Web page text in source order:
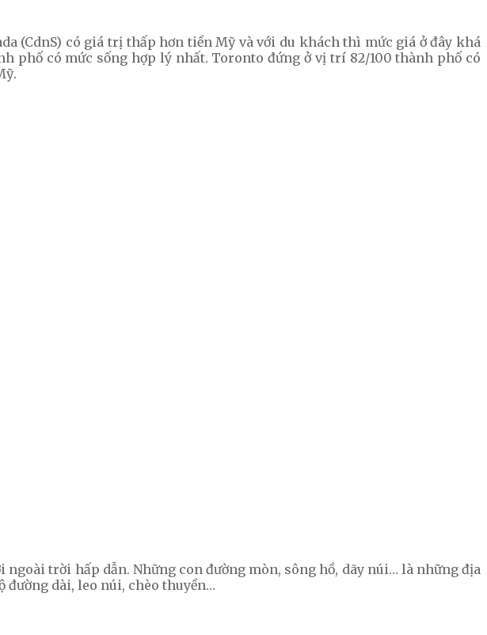
(CdnS) có giá trị thấp hơn tiền Mỹ và với du khách thì mức giá ở đây khá
phố có mức sống hợp lý nhất. Toronto đứng ở vị trí 82/100 thành phố có
trời hấp dẫn. Những con đường mòn, sông hồ, dãy núi… là những địa
đường dài, leo núi, chèo thuyền…